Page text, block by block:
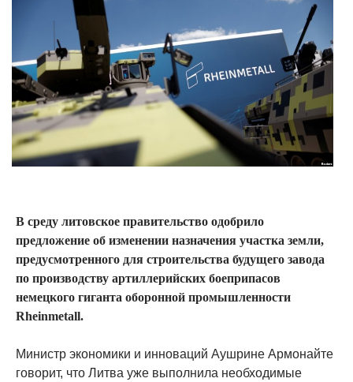
В среду литовское правительство одобрило
предложение об изменении назначения участка земли,
предусмотренного для строительства будущего завода
по производству артиллерийских боеприпасов
немецкого гиганта оборонной промышленности
Rheinmetall.
Министр экономики и инноваций Аушрине Армонайте
говорит, что Литва уже выполнила необходимые